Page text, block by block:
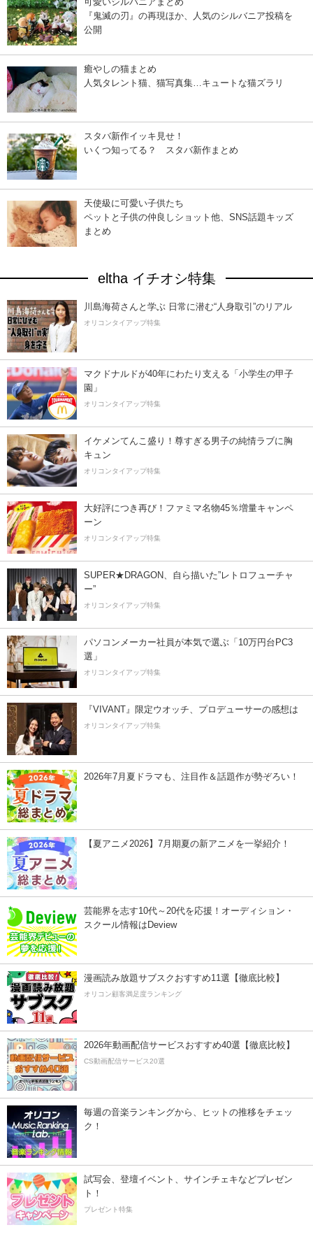
『鬼滅の刃』の再現ほか、人気のシルバニア投稿を
公開
癒やしの猫まとめ
人気タレント猫、猫写真集…キュートな猫ズラリ
スタバ新作イッキ見せ！
いくつ知ってる？ スタバ新作まとめ
天使級に可愛い子供たち
ペットと子供の仲良しショット他、SNS話題キッズ
まとめ
eltha イチオシ特集
川島海荷さんと学ぶ 日常に潜む“人身取引”のリアル
オリコンタイアップ特集
マクドナルドが40年にわたり支える「小学生の甲子
園」
オリコンタイアップ特集
イケメンてんこ盛り！尊すぎる男子の純情ラブに胸
キュン
オリコンタイアップ特集
大好評につき再び！ファミマ名物45％増量キャンペ
ーン
オリコンタイアップ特集
SUPER★DRAGON、自ら描いた”レトロフューチャ
ー”
オリコンタイアップ特集
パソコンメーカー社員が本気で選ぶ「10万円台PC3
選」
オリコンタイアップ特集
『VIVANT』限定ウオッチ、プロデューサーの感想は
オリコンタイアップ特集
2026年7月夏ドラマも、注目作＆話題作が勢ぞろい！
【夏アニメ2026】7月期夏の新アニメを一挙紹介！
芸能界を志す10代～20代を応援！オーディション・
スクール情報はDeview
漫画読み放題サブスクおすすめ11選【徹底比較】
オリコン顧客満足度ランキング
2026年動画配信サービスおすすめ40選【徹底比較】
CS動画配信サービス20選
毎週の音楽ランキングから、ヒットの推移をチェッ
ク！
試写会、登壇イベント、サインチェキなどプレゼン
ト！
プレゼント特集